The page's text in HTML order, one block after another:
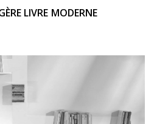
LIVRE MODERNE